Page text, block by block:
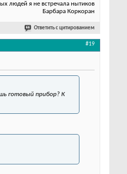
людей я не встречала нытиков
Барбара Коркоран
Ответить с цитированием
#19
готовый прибор? К